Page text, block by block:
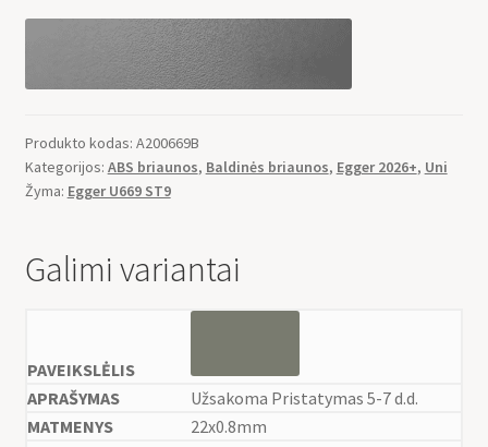
Produkto kodas: A200669B
Kategorijos: ABS briaunos, Baldinės briaunos, Egger 2026+, Uni
Žyma: Egger U669 ST9
Galimi variantai
Užsakoma Pristatymas 5-7 d.d.
22x0.8mm